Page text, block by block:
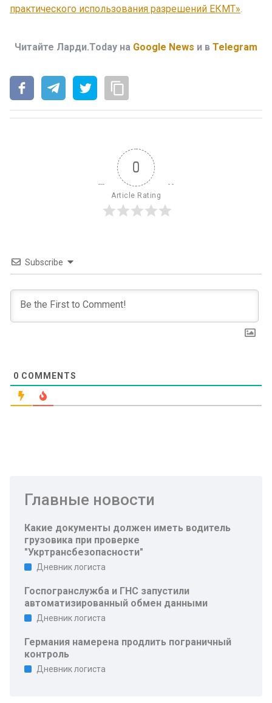
практического использования разрешений ЕКМТ».
Читайте Ларди.Today на Google News и в Telegram
0
Article Rating
Subscribe
0 COMMENTS
Главные новости
Какие документы должен иметь водитель
грузовика при проверке
"Укртрансбезопасности"
Дневник логиста
Госпогранслужба и ГНС запустили
автоматизированный обмен данными
Дневник логиста
Германия намерена продлить пограничный
контроль
Дневник логиста